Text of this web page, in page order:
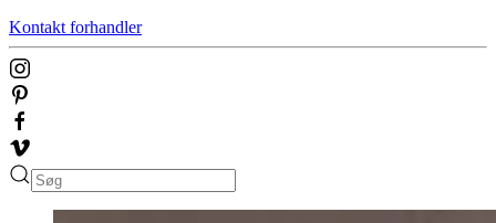
Kontakt forhandler